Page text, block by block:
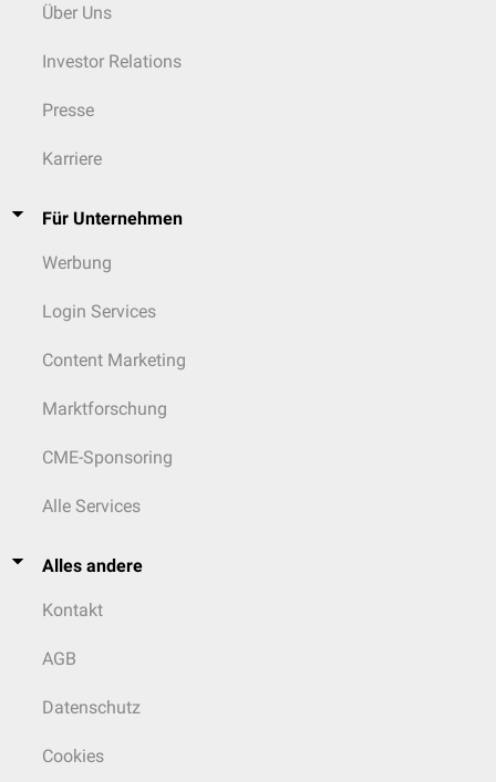
Über Uns
Investor Relations
Presse
Karriere
Für Unternehmen
Werbung
Login Services
Content Marketing
Marktforschung
CME-Sponsoring
Alle Services
Alles andere
Kontakt
AGB
Datenschutz
Cookies